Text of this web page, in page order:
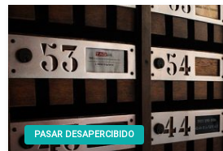
PASAR DESAPERCIBIDO